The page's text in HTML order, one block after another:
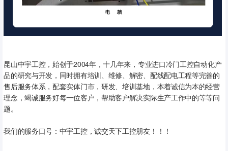
昆山中宇工控，始创于2004年，十几年来，专业进口冷门工控自动化产
品的研究与开发，同时拥有培训、维修、解密、配线配电工程等完善的
售后服务体系，配套实体门市，研发、培训基地，本着诚信为本的经营
理念，竭诚服务好每一位客户，帮助客户解决实际生产工作中的等等问
题。
我们的服务口号：中宇工控，诚交天下工控朋友！！！